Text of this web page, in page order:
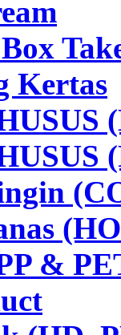
Kertas
&